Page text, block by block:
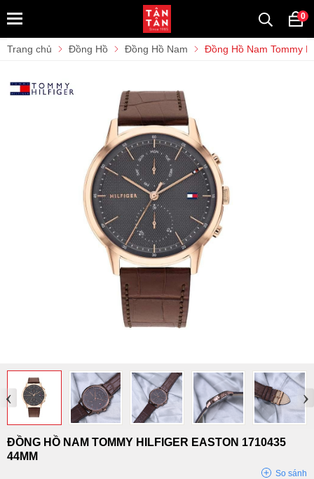
0
Trang chủ Đồng Hồ Đồng Hồ Nam Đồng Hồ Nam Tommy
‹ ›
ĐỒNG HỒ NAM TOMMY HILFIGER EASTON 1710435
44MM
So sánh